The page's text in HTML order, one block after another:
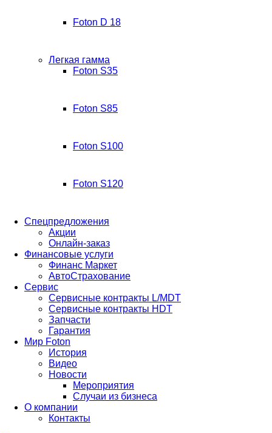
Foton D 18
Легкая гамма
Foton S35
Foton S85
Foton S100
Foton S120
Спецпредложения
Акции
Онлайн-заказ
Финансовые услуги
Финанс Маркет
АвтоСтрахование
Сервис
Сервисные контракты L/MDT
Сервисные контракты HDT
Запчасти
Гарантия
Мир Foton
История
Видео
Новости
Мероприятия
Случаи из бизнеса
О компании
Контакты